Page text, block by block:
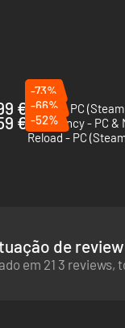
€
-73%
Squad - PC
€
-66%
Insurgency - PC &
-52%
Reload - PC
de
em 21 3 reviews,